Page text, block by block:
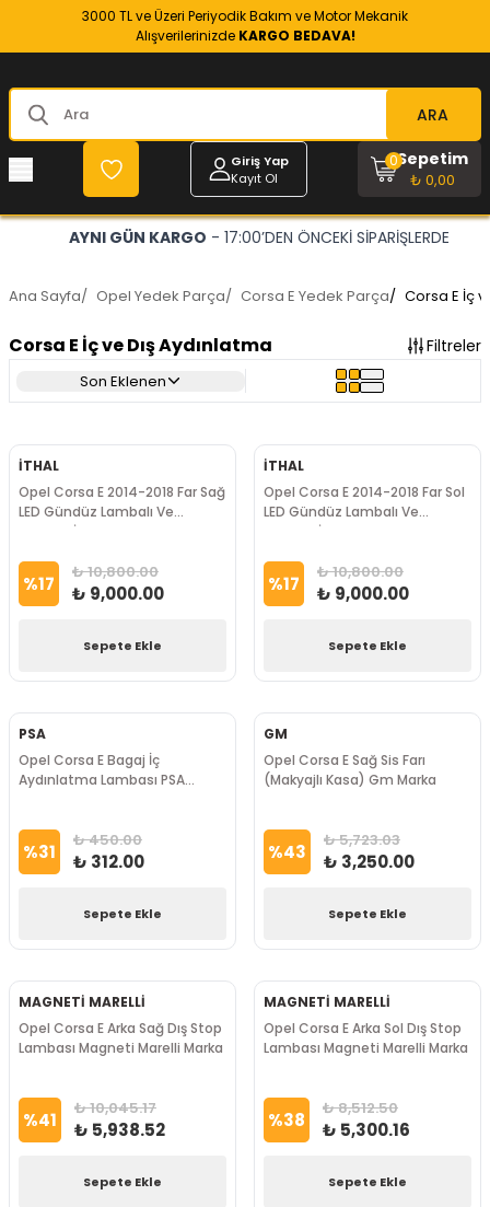
3000 TL ve Üzeri Periyodik Bakım ve Motor Mekanik
Alışverilerinizde KARGO BEDAVA!
ARA
Giriş Yap
Kayıt Ol
Sepetim
₺ 0,00
0
OPEL VE CHEVROLET- RESMİ YEDEK PARÇACINIZ
Ana Sayfa/ Opel Yedek Parça/ Corsa E Yedek Parça/ Corsa E İç
Corsa E İç ve Dış Aydınlatma Filtreler
Son Eklenen
İTHAL
Opel Corsa E 2014-2018 Far Sağ
LED Gündüz Lambalı Ve
Motorlu İthal Marka
%17 ₺ 10,800.00
₺ 9,000.00
Sepete Ekle
İTHAL
Opel Corsa E 2014-2018 Far Sol
LED Gündüz Lambalı Ve
Motorlu İthal Marka
%17 ₺ 10,800.00
₺ 9,000.00
Sepete Ekle
PSA
Opel Corsa E Bagaj İç
Aydınlatma Lambası PSA
%31 ₺ 450.00
₺ 312.00
Sepete Ekle
GM
Opel Corsa E Sağ Sis Farı
(Makyajlı Kasa) Gm Marka
%43 ₺ 5,723.03
₺ 3,250.00
Sepete Ekle
MAGNETİ MARELLİ
Opel Corsa E Arka Sağ Dış Stop
Lambası Magneti Marelli Marka
%41 ₺ 10,045.17
₺ 5,938.52
Sepete Ekle
MAGNETİ MARELLİ
Opel Corsa E Arka Sol Dış Stop
Lambası Magneti Marelli Marka
%38 ₺ 8,512.50
₺ 5,300.16
Sepete Ekle